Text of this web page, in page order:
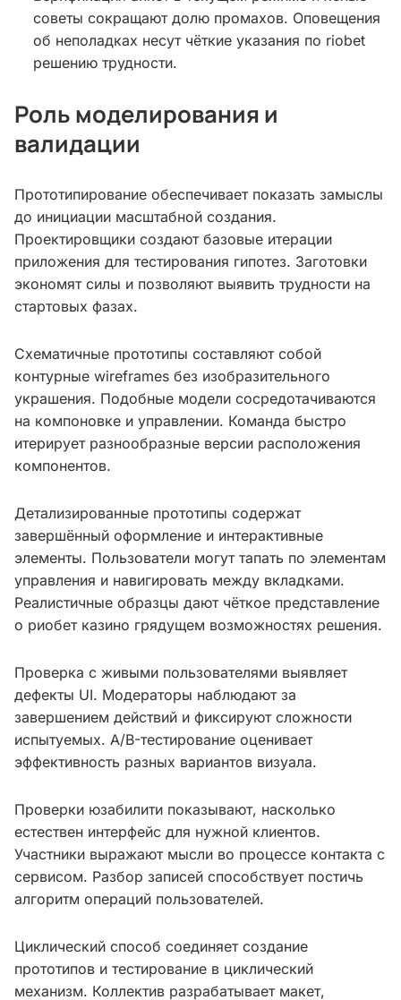
советы сокращают долю промахов. Оповещения
об неполадках несут чёткие указания по riobet
решению трудности.
Роль моделирования и
валидации
Прототипирование обеспечивает показать замыслы
до инициации масштабной создания.
Проектировщики создают базовые итерации
приложения для тестирования гипотез. Заготовки
экономят силы и позволяют выявить трудности на
стартовых фазах.
Схематичные прототипы составляют собой
контурные wireframes без изобразительного
украшения. Подобные модели сосредотачиваются
на компоновке и управлении. Команда быстро
итерирует разнообразные версии расположения
компонентов.
Детализированные прототипы содержат
завершённый оформление и интерактивные
элементы. Пользователи могут тапать по элементам
управления и навигировать между вкладками.
Реалистичные образцы дают чёткое представление
о риобет казино грядущем возможностях решения.
Проверка с живыми пользователями выявляет
дефекты UI. Модераторы наблюдают за
завершением действий и фиксируют сложности
испытуемых. A/B-тестирование оценивает
эффективность разных вариантов визуала.
Проверки юзабилити показывают, насколько
естествен интерфейс для нужной клиентов.
Участники выражают мысли во процессе контакта с
сервисом. Разбор записей способствует постичь
алгоритм операций пользователей.
Циклический способ соединяет создание
прототипов и тестирование в циклический
механизм. Коллектив разрабатывает макет,